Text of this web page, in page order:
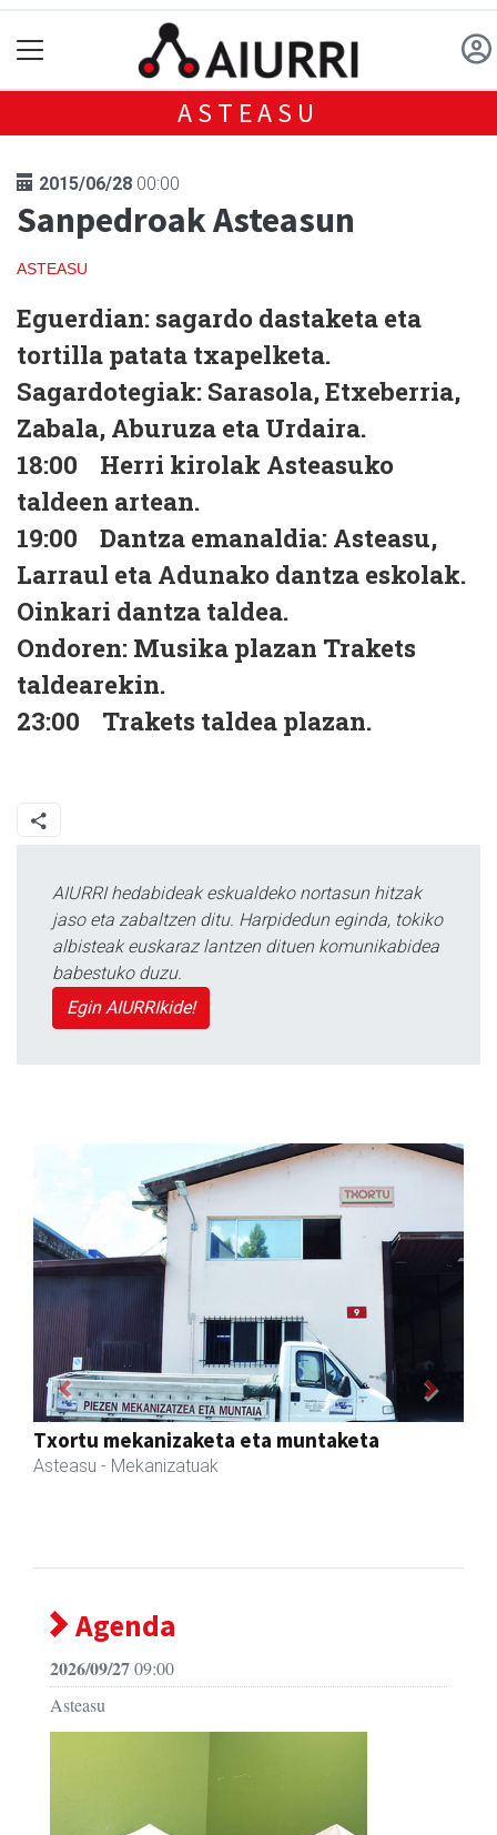
ASTEASU
2015/06/28 00:00
Sanpedroak Asteasun
ASTEASU
Eguerdian: sagardo dastaketa eta
tortilla patata txapelketa.
Sagardotegiak: Sarasola, Etxeberria,
Zabala, Aburuza eta Urdaira.
18:00 Herri kirolak Asteasuko
taldeen artean.
19:00 Dantza emanaldia: Asteasu,
Larraul eta Adunako dantza eskolak.
Oinkari dantza taldea.
Ondoren: Musika plazan Trakets
taldearekin.
23:00 Trakets taldea plazan.
AIURRI hedabideak eskualdeko nortasun hitzak
jaso eta zabaltzen ditu. Harpidedun eginda, tokiko
albisteak euskaraz lantzen dituen komunikabidea
babestuko duzu.
Egin AIURRIkide!
Goine esnekiak
Asteasu - Esnekiak
Previous Next
Agenda
2026/09/2709:00
Asteasu